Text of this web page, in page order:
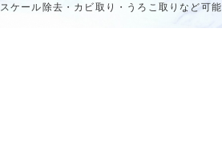
スケール除去・カビ取り・うろこ取りなど可能